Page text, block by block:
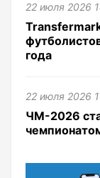
22 июля 2026
года
22 июля 2026
ЧМ-2026